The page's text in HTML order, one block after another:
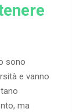
sono
e vanno
ma